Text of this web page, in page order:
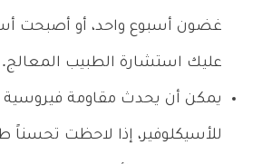
غضون أسبوع واحد، أو أصبحت
عليك استشارة الطبيب المعالج.
يمكن أن يحدث مقاومة
للأسيكلوفير، إذا لاحظت تحسناً